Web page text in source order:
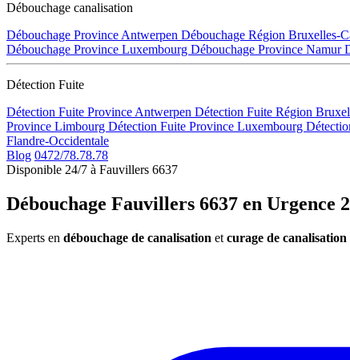
Débouchage canalisation
Débouchage Province Antwerpen Débouchage Région Bruxelles-
Débouchage Province Luxembourg Débouchage Province Namur
Détection Fuite
Détection Fuite Province Antwerpen Détection Fuite Région
Province Limbourg Détection Fuite Province Luxembourg
Flandre-Occidentale
Blog 0472/78.78.78
Disponible 24/7 à Fauvillers 6637
Débouchage Fauvillers 6637 en Urgence
Experts en débouchage de canalisation et curage de canalisation